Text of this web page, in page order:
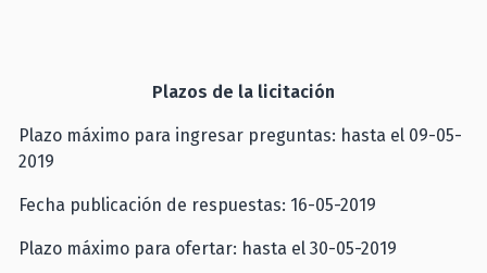
Plazos de la licitación
Plazo máximo para ingresar preguntas: hasta el 09-05-
2019
Fecha publicación de respuestas: 16-05-2019
Plazo máximo para ofertar: hasta el 30-05-2019